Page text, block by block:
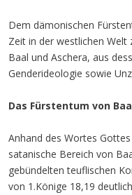
Dem dämonischen
Zeit in der westlichen
Baal und Aschera, aus
Genderideologie sowie
Das Fürstentum von
Anhand des Wortes
satanische Bereich von
gebündelten teuflischen
von 1.Könige 18,19